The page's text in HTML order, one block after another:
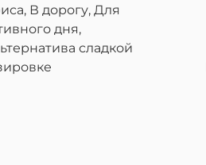
В дорогу, Для
дня,
сладкой